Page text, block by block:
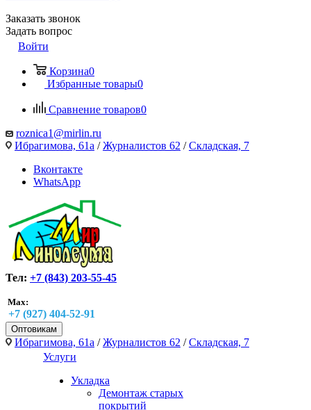
Заказать звонок
Задать вопрос
Войти
Корзина0
Избранные товары0
Сравнение товаров0
roznica1@mirlin.ru
Ибрагимова, 61а /Журналистов 62 /Складская, 7
Вконтакте
WhatsApp
Тел: +7 (843) 203-55-45
Max:
+7 (927) 404-52-91
Оптовикам
Ибрагимова, 61а /Журналистов 62 /Складская, 7
Услуги
Укладка
Демонтаж старых
покрытий